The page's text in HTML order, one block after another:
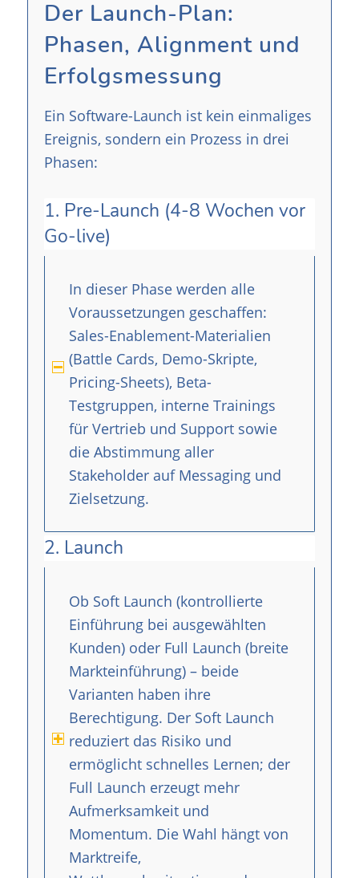
Der Launch-Plan:
Phasen, Alignment und
Erfolgsmessung
Ein Software-Launch ist kein einmaliges
Ereignis, sondern ein Prozess in drei
Phasen:
1. Pre-Launch (4-8 Wochen vor
Go-live)
In dieser Phase werden alle
Voraussetzungen geschaffen:
Sales-Enablement-Materialien
(Battle Cards, Demo-Skripte,
Pricing-Sheets), Beta-
Testgruppen, interne Trainings
für Vertrieb und Support sowie
die Abstimmung aller
Stakeholder auf Messaging und
Zielsetzung.
2. Launch
Ob Soft Launch (kontrollierte
Einführung bei ausgewählten
Kunden) oder Full Launch (breite
Markteinführung) – beide
Varianten haben ihre
Berechtigung. Der Soft Launch
reduziert das Risiko und
ermöglicht schnelles Lernen; der
Full Launch erzeugt mehr
Aufmerksamkeit und
Momentum. Die Wahl hängt von
Marktreife,